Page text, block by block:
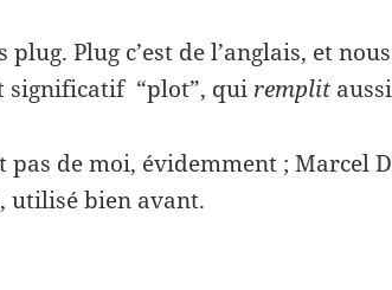
plug. Plug c’est de l’anglais, et
significatif “plot”, qui remplit
pas de moi, évidemment ; Marcel
utilisé bien avant.